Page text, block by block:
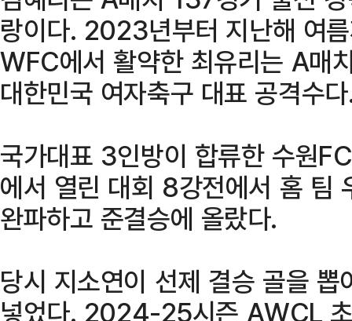
랑이다. 2023년부터 지난해 여
WFC에서 활약한 최유리는 A매
대한민국 여자축구 대표 공격수
국가대표 3인방이 합류한 수원
에서 열린 대회 8강전에서 홈
완파하고 준결승에 올랐다.
당시 지소연이 선제 결승 골을
넣었다. 2024-25시즌 AWCL